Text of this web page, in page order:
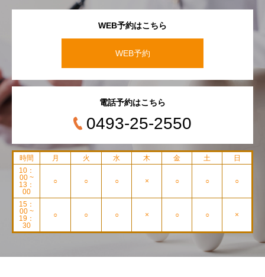
WEB予約はこちら
WEB予約
電話予約はこちら
0493-25-2550
時間 月 火 水 木 金 土
日
10：
00 ~
13：
00
○ ○ ○ × ○ ○ ○
15：
00 ~
19：
30
○ ○ ○ × ○ ○ ×